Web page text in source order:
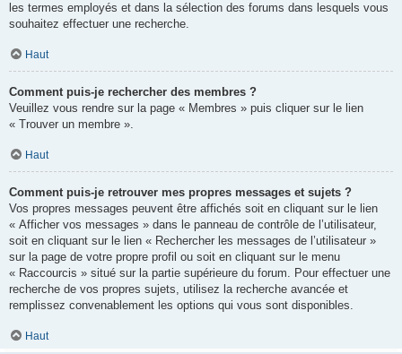
les termes employés et dans la sélection des forums dans lesquels vous
souhaitez effectuer une recherche.
Haut
Comment puis-je rechercher des membres ?
Veuillez vous rendre sur la page « Membres » puis cliquer sur le lien
« Trouver un membre ».
Haut
Comment puis-je retrouver mes propres messages et sujets ?
Vos propres messages peuvent être affichés soit en cliquant sur le lien
« Afficher vos messages » dans le panneau de contrôle de l’utilisateur,
soit en cliquant sur le lien « Rechercher les messages de l’utilisateur »
sur la page de votre propre profil ou soit en cliquant sur le menu
« Raccourcis » situé sur la partie supérieure du forum. Pour effectuer une
recherche de vos propres sujets, utilisez la recherche avancée et
remplissez convenablement les options qui vous sont disponibles.
Haut